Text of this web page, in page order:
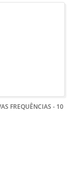
FREQUÊNCIAS - 10